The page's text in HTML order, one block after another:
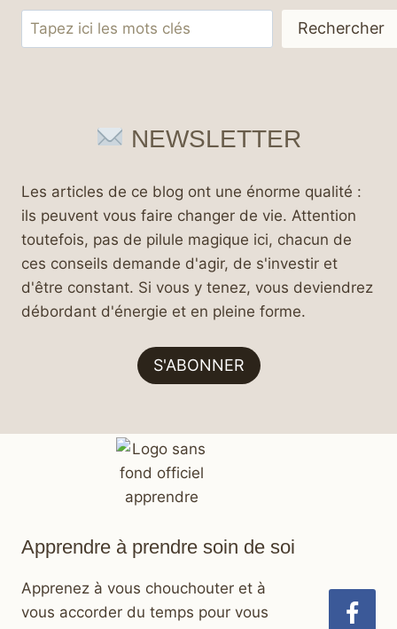
Rechercher Rechercher
NEWSLETTER
Les articles de ce blog ont une énorme qualité :
ils peuvent vous faire changer de vie. Attention
toutefois, pas de pilule magique ici, chacun de
ces conseils demande d'agir, de s'investir et
d'être constant. Si vous y tenez, vous deviendrez
débordant d'énergie et en pleine forme.
S'ABONNER
Apprendre à prendre soin de soi
Apprenez à vous chouchouter et à
vous accorder du temps pour vous